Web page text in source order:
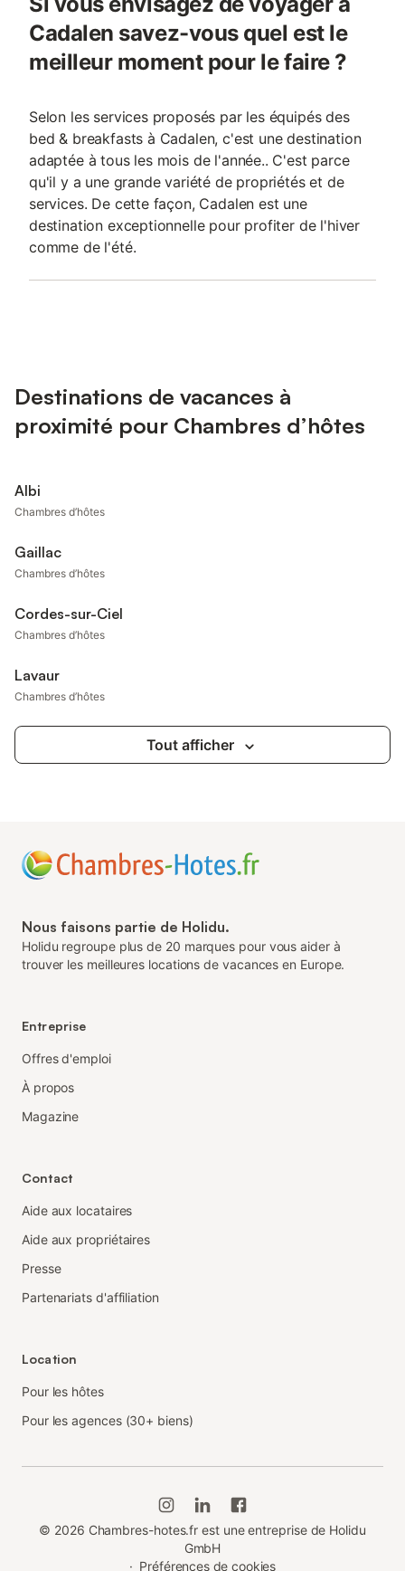
Cadalen savez-vous quel est le
meilleur moment pour le faire ?
Selon les services proposés par les équipés des
bed & breakfasts à Cadalen, c'est une destination
adaptée à tous les mois de l'année.. C'est parce
qu'il y a une grande variété de propriétés et de
services. De cette façon, Cadalen est une
destination exceptionnelle pour profiter de l'hiver
comme de l'été.
Destinations de vacances à
proximité pour Chambres d’hôtes
Albi
Chambres d’hôtes
Gaillac
Chambres d’hôtes
Cordes-sur-Ciel
Chambres d’hôtes
Lavaur
Chambres d’hôtes
Tout afficher
Nous faisons partie de Holidu.
Holidu regroupe plus de 20 marques pour vous aider à
trouver les meilleures locations de vacances en Europe.
Entreprise
Offres d'emploi
À propos
Magazine
Contact
Aide aux locataires
Aide aux propriétaires
Presse
Partenariats d'affiliation
Location
Pour les hôtes
Pour les agences (30+ biens)
© 2026 Chambres-hotes.fr est une entreprise de Holidu
GmbH
· Préférences de cookies